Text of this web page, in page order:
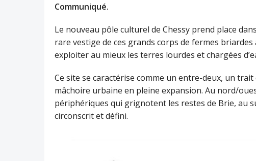
Communiqué.
Le nouveau pôle culturel de Chessy prend place
rare vestige de ces grands corps de fermes
exploiter au mieux les terres lourdes et chargées
Ce site se caractérise comme un entre-deux, un
mâchoire urbaine en pleine expansion. Au nord/
périphériques qui grignotent les restes de Brie, au
circonscrit et défini.